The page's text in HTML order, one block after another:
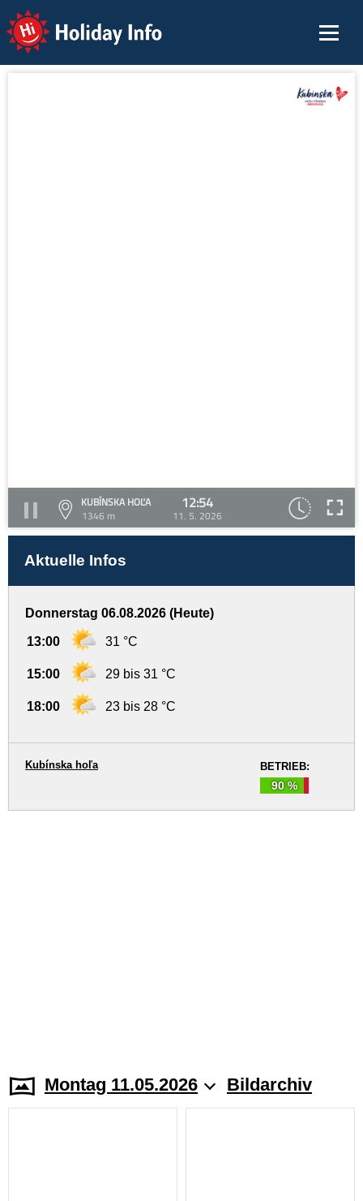
Holiday Info
KUBÍNSKA HOĽA
1346 m
12:54
11. 5. 2026
Aktuelle Infos
Donnerstag 06.08.2026 (Heute)
13:00 31 °C
15:00 29 bis 31 °C
18:00 23 bis 28 °C
BETRIEB:
90 %
Kubínska hoľa
Montag 11.05.2026 Bildarchiv